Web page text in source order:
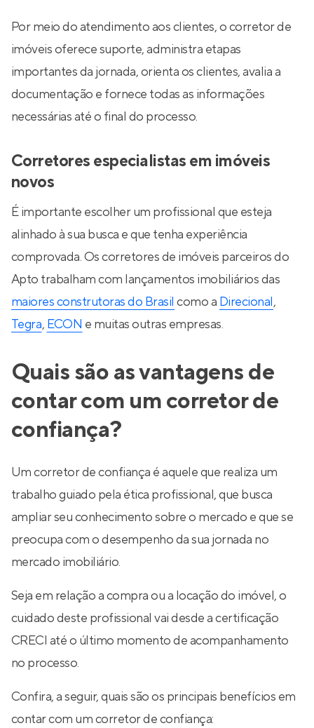
Por meio do atendimento aos clientes, o corretor de
imóveis oferece suporte, administra etapas
importantes da jornada, orienta os clientes, avalia a
documentação e fornece todas as informações
necessárias até o final do processo.
Corretores especialistas em imóveis
novos
É importante escolher um profissional que esteja
alinhado à sua busca e que tenha experiência
comprovada. Os corretores de imóveis parceiros do
Apto trabalham com lançamentos imobiliários das
maiores construtoras do Brasil como a Direcional,
Tegra, ECON e muitas outras empresas.
Quais são as vantagens de
contar com um corretor de
confiança?
Um corretor de confiança é aquele que realiza um
trabalho guiado pela ética profissional, que busca
ampliar seu conhecimento sobre o mercado e que se
preocupa com o desempenho da sua jornada no
mercado imobiliário.
Seja em relação a compra ou a locação do imóvel, o
cuidado deste profissional vai desde a certificação
CRECI até o último momento de acompanhamento
no processo.
Confira, a seguir, quais são os principais benefícios em
contar com um corretor de confiança: